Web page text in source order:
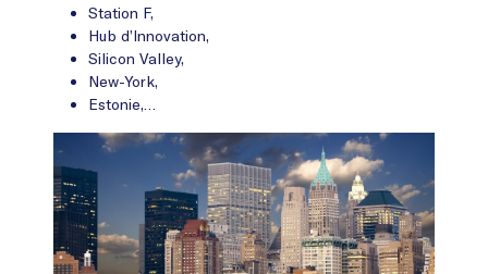
Station F,
Hub d’Innovation,
Silicon Valley,
New-York,
Estonie,…